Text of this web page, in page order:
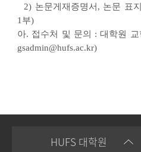
2) 논문게재증명서, 논문 표
1부)
아. 접수처 및 문의 : 대학원
gsadmin@hufs.ac.kr)
HUFS 대학원